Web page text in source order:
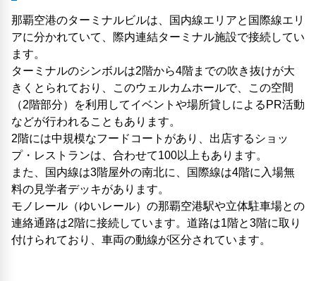
那覇空港のターミナルビルは、国内線エリアと国際線エリ
アに分かれていて、際内連結ターミナル施設で接続してい
ます。
ターミナルのシンボルは2階から4階までの吹き抜けが大
きくとられており、このウェルカムホールで、この空間
（2階部分）を利用してイベントや場所貸しによるPR活動
などが行われることもあります。
2階には中規模なフードコートがあり、出店するショッ
プ・レストランは、合わせて100以上もあります。
また、国内線は3階屋外の南北に、国際線は4階に入場無
料の見学者デッキがあります。
モノレール（ゆいレール）の那覇空港駅や立体駐車場との
連絡通路は2階に接続しています。道路は1階と3階に取り
付けられており、車両の動線が区分されています。